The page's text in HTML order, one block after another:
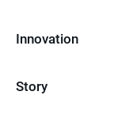
Innovation
Story